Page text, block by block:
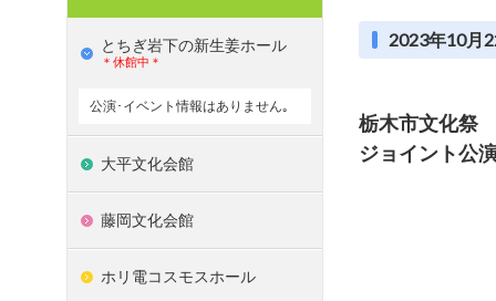
2023年10月
栃木市文化祭
ジョイント公
とちぎ岩下の新⽣姜ホール
＊休館中＊
公演･イベント情報はありません｡
大平文化会館
藤岡文化会館
ホリ電コスモスホール